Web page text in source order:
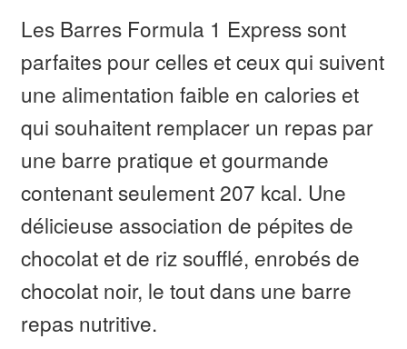
Les Barres Formula 1 Express sont
parfaites pour celles et ceux qui suivent
une alimentation faible en calories et
qui souhaitent remplacer un repas par
une barre pratique et gourmande
contenant seulement 207 kcal. Une
délicieuse association de pépites de
chocolat et de riz soufflé, enrobés de
chocolat noir, le tout dans une barre
repas nutritive.